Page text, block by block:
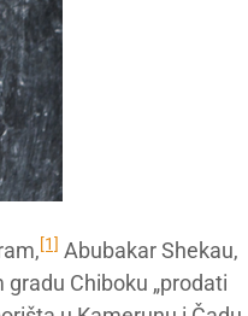
[1] Abubakar Shekau,
Chiboku „prodati